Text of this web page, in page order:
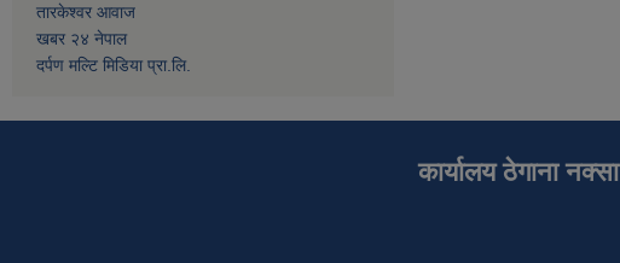
तारकेश्वर आवाज
खबर २४ नेपाल
दर्पण मल्टि मिडिया प्रा.लि.
कार्यालय ठेगाना नक्सा